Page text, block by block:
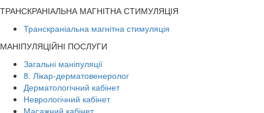
ТРАНСКРАНІАЛЬНА МАГНІТНА СТИМУЛЯЦІЯ
Транскраніальна магнітна стимуляція
МАНІПУЛЯЦІЙНІ ПОСЛУГИ
Загальні маніпуляції
8. Лікар-дерматовенеролог
Дерматологічний кабінет
Неврологічний кабінет
Масажний кабінет